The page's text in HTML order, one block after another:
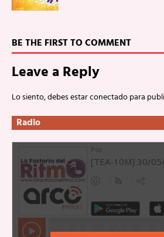
BE THE FIRST TO COMMENT
Leave a Reply
Lo siento, debes estarconectadopara
Radio